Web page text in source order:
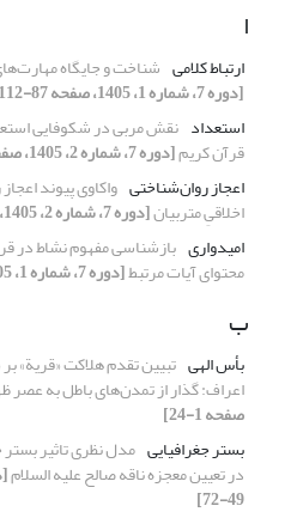
ا
ارتباط کلامی شناخت و جایگاه
[دوره 7، شماره 1، 1405، صفحه 87-112]
استعداد نقش مربی در شکوفایی
قرآن کریم[دوره 7، شماره 2، 1405، صفحه 99-118]
اعجاز روان‌شناختی واکاوی پیوند
اخلاقیِ متربیان[دوره 7، شماره 2، 1405، صفحه 1-24]
امیدواری بازشناسی مفهوم نشاط در
محتوای آیات مرتبط[دوره 7، شماره 1، 1405، صفحه 49-68]
ب
بأس الهی تبیین تقدم هلاکت «قریة»
اعراف: گذار از تمدن‌های باطل به عصر
صفحه 1-24]
بستر جغرافیایی مدل نظری تاثیر
در تعیین معجزه ناقه صالح علیه السلام
49-72]